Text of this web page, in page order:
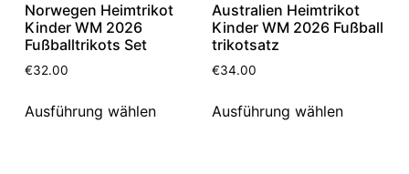
Norwegen Heimtrikot
Kinder WM 2026
Fußballtrikots Set
€32.00
Ausführung wählen
Australien Heimtrikot
Kinder WM 2026 Fußball
trikotsatz
€34.00
Ausführung wählen